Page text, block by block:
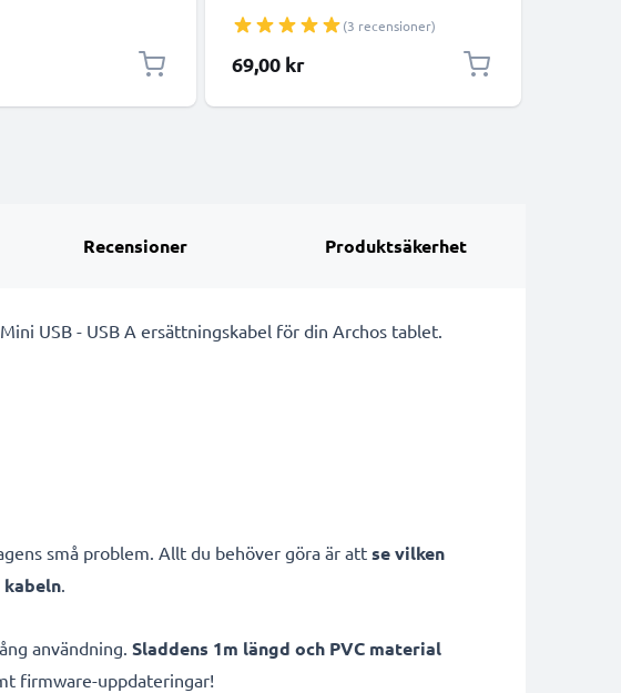
– 2x 20W PD USB
Svart och Vitt
(3 recensioner)
69,00 kr
Recensioner Produktsäkerhet
USB - USB A ersättningskabel för din Archos tablet.
små problem. Allt du behöver göra är att se vilken
.
användning. Sladdens 1m längd och PVC material
firmware-uppdateringar!